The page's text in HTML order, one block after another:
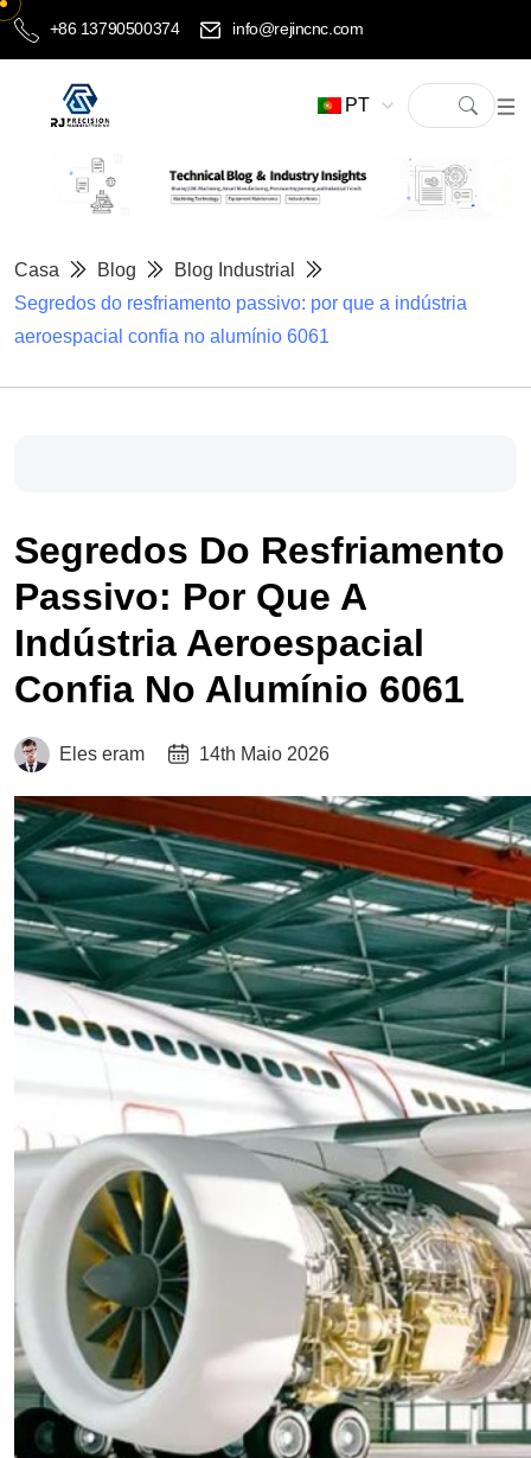
+86 13790500374 info@rejincnc.com
PT
Casa Blog
Blog Industrial
Segredos do resfriamento passivo: por que a indústria
aeroespacial confia no alumínio 6061
Segredos Do Resfriamento
Passivo: Por Que A
Indústria Aeroespacial
Confia No Alumínio 6061
Eles eram 14th Maio 2026